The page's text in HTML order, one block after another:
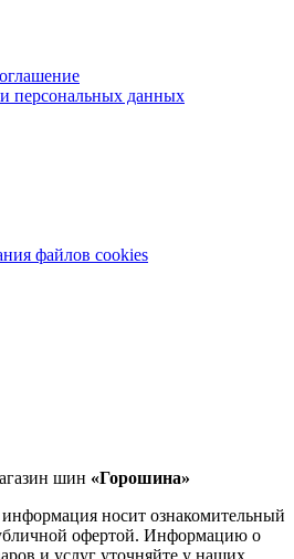
персональных данных
файлов cookies
шин «Горошина»
информация носит ознакомительный
офертой. Информацию о